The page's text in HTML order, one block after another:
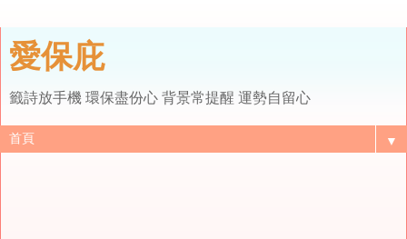
愛保庇
籤詩放手機 環保盡份心 背景常提醒 運勢自留心
▼